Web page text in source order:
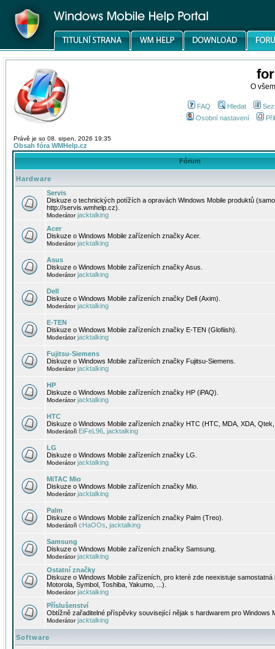
O
FAQ Hledat
Osobní nastavení
Právě je so 08. srpen, 2026 19:35
Obsah fóra WMHelp.cz
Fórum
Hardware
Servis
Diskuze o technických potížích a opravách Windows Mobile produktů
http://servis.wmhelp.cz).
Moderátorjacktalking
Acer
Diskuze o Windows Mobile zařízeních značky Acer.
Moderátorjacktalking
Asus
Diskuze o Windows Mobile zařízeních značky Asus.
Moderátorjacktalking
Dell
Diskuze o Windows Mobile zařízeních značky Dell (Axim).
Moderátorjacktalking
E-TEN
Diskuze o Windows Mobile zařízeních značky E-TEN (Glofiish).
Moderátorjacktalking
Fujitsu-Siemens
Diskuze o Windows Mobile zařízeních značky Fujitsu-Siemens.
Moderátorjacktalking
HP
Diskuze o Windows Mobile zařízeních značky HP (iPAQ).
Moderátorjacktalking
HTC
Diskuze o Windows Mobile zařízeních značky HTC (HTC, MDA, XDA,
Moderátoři EiFeL96 jacktalking
LG
Diskuze o Windows Mobile zařízeních značky LG.
Moderátorjacktalking
MiTAC Mio
Diskuze o Windows Mobile zařízeních značky Mio.
Moderátorjacktalking
Palm
Diskuze o Windows Mobile zařízeních značky Palm (Treo).
Moderátoři cHaOOs jacktalking
Samsung
Diskuze o Windows Mobile zařízeních značky Samsung.
Moderátorjacktalking
Ostatní značky
Diskuze o Windows Mobile zařízeních, pro které zde neexistuje
Motorola, Symbol, Toshiba, Yakumo, ...).
Moderátorjacktalking
Příslušenství
Obtížně zařaditelné příspěvky související nějak s hardwarem pro Windows
Moderátorjacktalking
Software